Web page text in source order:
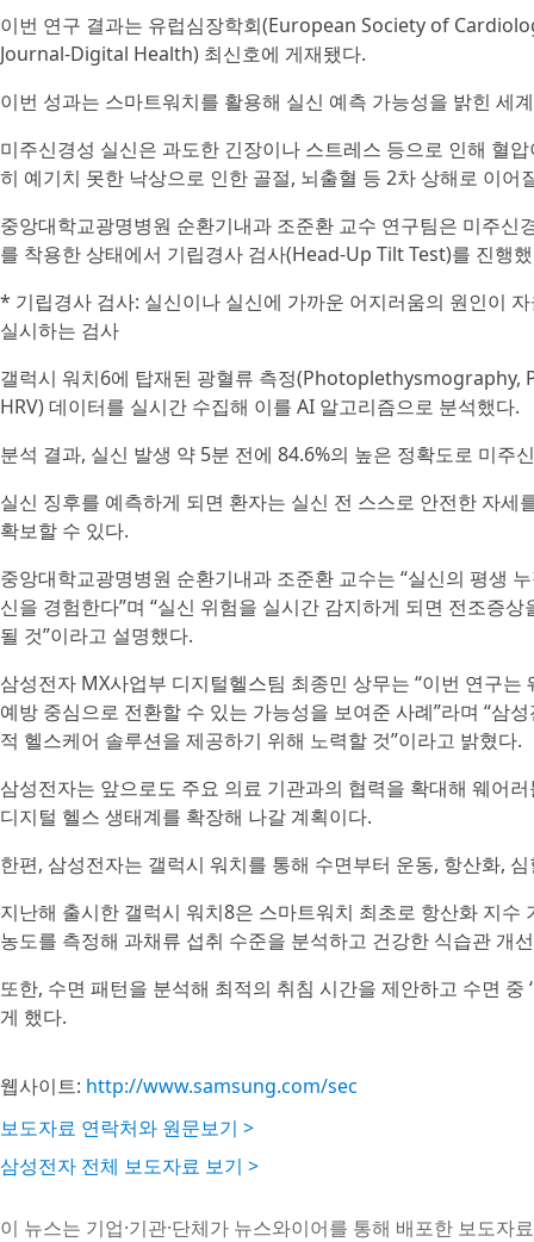
이번 연구 결과는 유럽심장학회(European Society of
Journal-Digital Health) 최신호에 게재됐다.
이번 성과는 스마트워치를 활용해 실신 예측 가능성을 밝힌 세
미주신경성 실신은 과도한 긴장이나 스트레스 등으로 인해 혈
히 예기치 못한 낙상으로 인한 골절, 뇌출혈 등 2차 상해로 이어
중앙대학교광명병원 순환기내과 조준환 교수 연구팀은 미주
를 착용한 상태에서 기립경사 검사(Head-Up Tilt Test)를 진행
* 기립경사 검사: 실신이나 실신에 가까운 어지러움의 원인이
실시하는 검사
갤럭시 워치6에 탑재된 광혈류 측정(Photoplethysmography,
HRV) 데이터를 실시간 수집해 이를 AI 알고리즘으로 분석했다.
분석 결과, 실신 발생 약 5분 전에 84.6%의 높은 정확도로 미주
실신 징후를 예측하게 되면 환자는 실신 전 스스로 안전한 자세
확보할 수 있다.
중앙대학교광명병원 순환기내과 조준환 교수는 “실신의 평생
신을 경험한다”며 “실신 위험을 실시간 감지하게 되면 전조증
될 것”이라고 설명했다.
삼성전자 MX사업부 디지털헬스팀 최종민 상무는 “이번 연구
예방 중심으로 전환할 수 있는 가능성을 보여준 사례”라며 “삼
적 헬스케어 솔루션을 제공하기 위해 노력할 것”이라고 밝혔다.
삼성전자는 앞으로도 주요 의료 기관과의 협력을 확대해 웨어
디지털 헬스 생태계를 확장해 나갈 계획이다.
한편, 삼성전자는 갤럭시 워치를 통해 수면부터 운동, 항산화,
지난해 출시한 갤럭시 워치8은 스마트워치 최초로 항산화 지수
농도를 측정해 과채류 섭취 수준을 분석하고 건강한 식습관 개
또한, 수면 패턴을 분석해 최적의 취침 시간을 제안하고 수면
게 했다.
웹사이트: http://www.samsung.com/sec
보도자료 연락처와 원문보기 >
삼성전자 전체 보도자료 보기 >
이 뉴스는 기업·기관·단체가 뉴스와이어를 통해 배포한 보도자